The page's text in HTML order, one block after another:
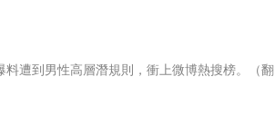
料遭到男性高層潛規則，衝上微博熱搜榜。（翻